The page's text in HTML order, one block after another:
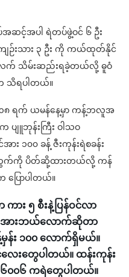
ဆင့်အပါ ရဲတပ်ဖွဲ့ဝင် ၆ ဦး
ကျဉ်းသား ၃ ဦး ကို ကယ်ထုတ်နိုင်
လက် သိမ်းဆည်းရခဲ့တယ်လို့ ‌‌‌‌‌‌‌‌‌‌‌‌‌‌‌‌‌‌‌‌‌‌‌‌‌‌‌‌‌ဓူဝံ
သိရပါတယ်။
၈ ရက် ယမန်နေ့မှာ ကန့်ဘလူအ
ပျူဘုန်းကြီး ဝါသဝ
း ၁၀၀ ခန့် ဇီးကုန်းရဲစခန်း
အထွက်ကို ပိတ်ဆို့ထားတယ်လို့ ကန်
ြောပါတယ်။
ကား ၅ စီးနဲ့ပြန်ဝင်လာ
အားဘယ်လောက်ဆိုတာ
း ၁၀၀ လောက်ရှိမယ်။
ေးတွေပါတယ်။ ထန်းကုန်း
၀၆ ကရဲတွေပါတယ်။